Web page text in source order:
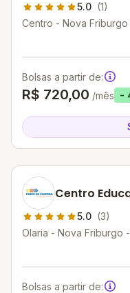
5.0 (1)
Centro - Nova Friburgo
Bolsas a partir de:
R$ 720,00 /mês -
Centro
5.0 (3)
Olaria - Nova Friburgo
Bolsas a partir de: